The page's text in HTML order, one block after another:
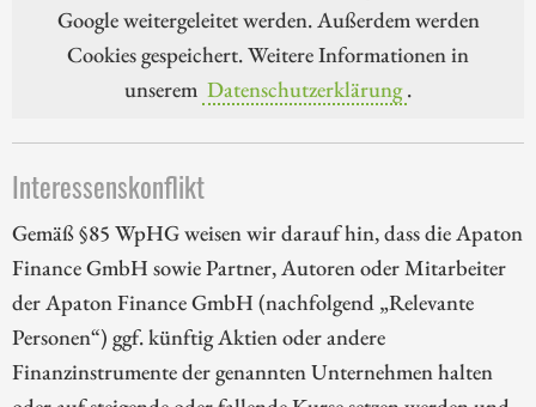
Google weitergeleitet werden. Außerdem werden
Cookies gespeichert. Weitere Informationen in
unserem Datenschutzerklärung .
Interessenskonflikt
Gemäß §85 WpHG weisen wir darauf hin, dass die Apaton
Finance GmbH sowie Partner, Autoren oder Mitarbeiter
der Apaton Finance GmbH (nachfolgend „Relevante
Personen“) ggf. künftig Aktien oder andere
Finanzinstrumente der genannten Unternehmen halten